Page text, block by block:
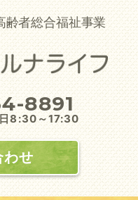
齢者総合福祉事業
8891
8:30～17:30
わせ